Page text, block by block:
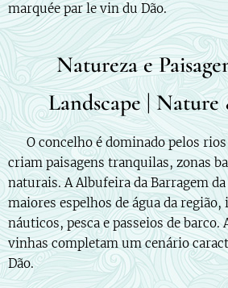
marquée par le vin du Dão.
🌄 Natureza e
Landscape | Nature
🇵🇹 O concelho é dominado pelos
criam paisagens tranquilas, zonas
naturais. A Albufeira da Barragem
maiores espelhos de água da região,
náuticos, pesca e passeios de barco.
vinhas completam um cenário
Dão.